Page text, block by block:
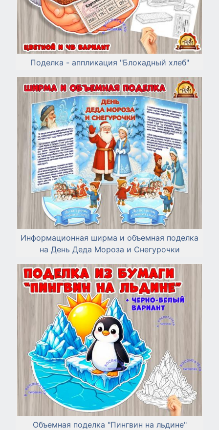
Поделка - аппликация "Блокадный хлеб"
Информационная ширма и объемная поделка
на День Деда Мороза и Снегурочки
Объемная поделка "Пингвин на льдине"